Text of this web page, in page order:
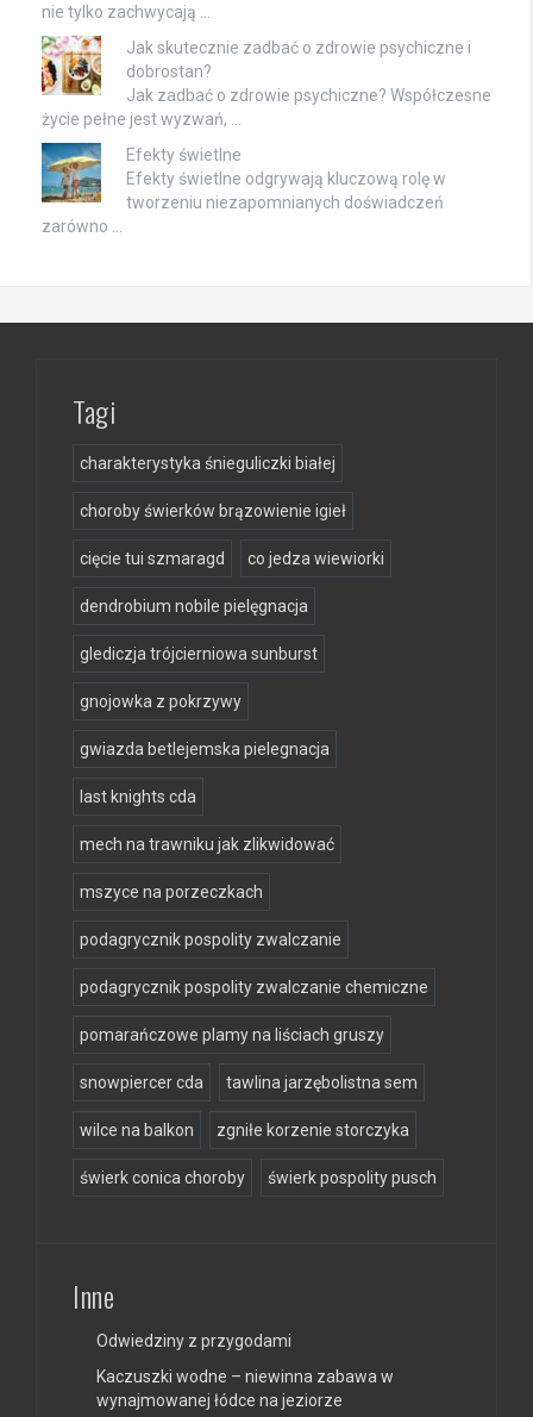
nie tylko zachwycają …
Jak skutecznie zadbać o zdrowie psychiczne i
dobrostan?
Jak zadbać o zdrowie psychiczne? Współczesne
życie pełne jest wyzwań, …
Efekty świetlne
Efekty świetlne odgrywają kluczową rolę w
tworzeniu niezapomnianych doświadczeń
zarówno …
Tagi
charakterystyka śnieguliczki białej
choroby świerków brązowienie igieł
cięcie tui szmaragd co jedza wiewiorki
dendrobium nobile pielęgnacja
glediczja trójcierniowa sunburst
gnojowka z pokrzywy
gwiazda betlejemska pielegnacja
last knights cda
mech na trawniku jak zlikwidować
mszyce na porzeczkach
podagrycznik pospolity zwalczanie
podagrycznik pospolity zwalczanie chemiczne
pomarańczowe plamy na liściach gruszy
snowpiercer cda tawlina jarzębolistna sem
wilce na balkon zgniłe korzenie storczyka
świerk conica choroby świerk pospolity pusch
Inne
Odwiedziny z przygodami
Kaczuszki wodne – niewinna zabawa w
wynajmowanej łódce na jeziorze